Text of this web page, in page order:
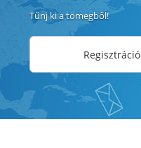
Tűnj ki a tömegből!
Regisztráció